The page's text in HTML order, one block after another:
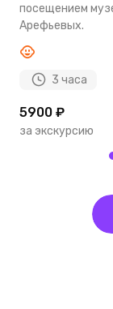
посещением
Арефьевых.
3 часа
5900 ₽
за экскурсию